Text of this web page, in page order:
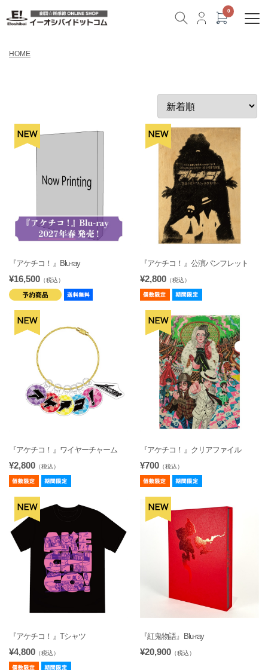
HOME
『アケチコ！』Blu-ray
¥16,500 （税込）
『アケチコ！』公演パンフレット
¥2,800 （税込）
『アケチコ！』ワイヤーチャーム
¥2,800 （税込）
『アケチコ！』クリアファイル
¥700 （税込）
『アケチコ！』Tシャツ
¥4,800 （税込）
『紅鬼物語』Blu-ray
¥20,900 （税込）